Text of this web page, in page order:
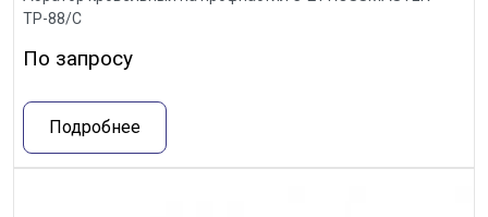
ТР-88/С
По запросу
Подробнее